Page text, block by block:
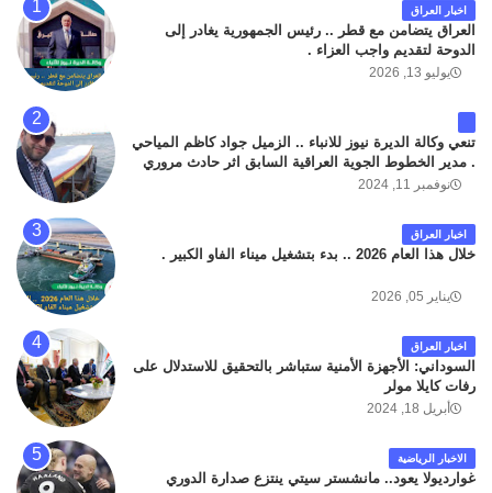
اخبار العراق
العراق يتضامن مع قطر .. رئيس الجمهورية يغادر إلى
الدوحة لتقديم واجب العزاء .
يوليو 13, 2026
تنعي وكالة الديرة نيوز للانباء .. الزميل جواد كاظم المياحي
. مدير الخطوط الجوية العراقية السابق اثر حادث مروري
داخل مطار البصرة الدولي اليوم الاثنين على الطريق
كان سبب الحادث يعود لتصادم عجلته مع عجلة نوع كيا بنكو
تابعة لشركة الهلال الماسكة لإعمار مطار البصرة الدولي .
سائلين الله عز وجل ان يتغمد الفقيد بواسع رحمته ، و انا
نوفمبر 11, 2024
اخبار العراق
خلال هذا العام 2026 .. بدء بتشغيل ميناء الفاو الكبير .
يناير 05, 2026
اخبار العراق
السوداني: الأجهزة الأمنية ستباشر بالتحقيق للاستدلال على
رفات كايلا مولر
أبريل 18, 2024
الاخبار الرياضية
غوارديولا يعود.. مانشستر سيتي ينتزع صدارة الدوري